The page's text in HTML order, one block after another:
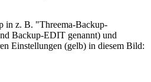
in z. B. "Threema-Backup-
Backup-EDIT genannt) und
Einstellungen (gelb) in diesem Bild: